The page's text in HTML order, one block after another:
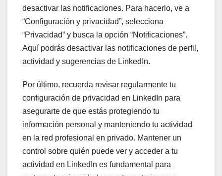
desactivar las notificaciones. Para hacerlo, ve a
“Configuración y privacidad”, selecciona
“Privacidad” y busca la opción “Notificaciones”.
Aquí podrás desactivar las notificaciones de perfil,
actividad y sugerencias de LinkedIn.
Por último, recuerda revisar regularmente tu
configuración de privacidad en LinkedIn para
asegurarte de que estás protegiendo tu
información personal y manteniendo tu actividad
en la red profesional en privado. Mantener un
control sobre quién puede ver y acceder a tu
actividad en LinkedIn es fundamental para